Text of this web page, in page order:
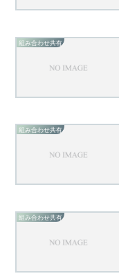
組み合わせ共有
組み合わせ共有
組み合わせ共有